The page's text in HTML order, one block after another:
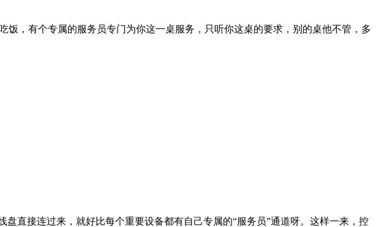
，有个专属的服务员专门为你这一桌服务，只听你这桌的要求，别的桌他不管，多
直接连过来，就好比每个重要设备都有自己专属的“服务员”通道呀。这样一来，控